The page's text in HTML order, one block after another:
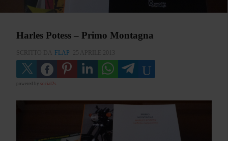
Harles Potess – Primo Montagna
SCRITTO DA FLAP 25 APRILE 2013
powered by social2s